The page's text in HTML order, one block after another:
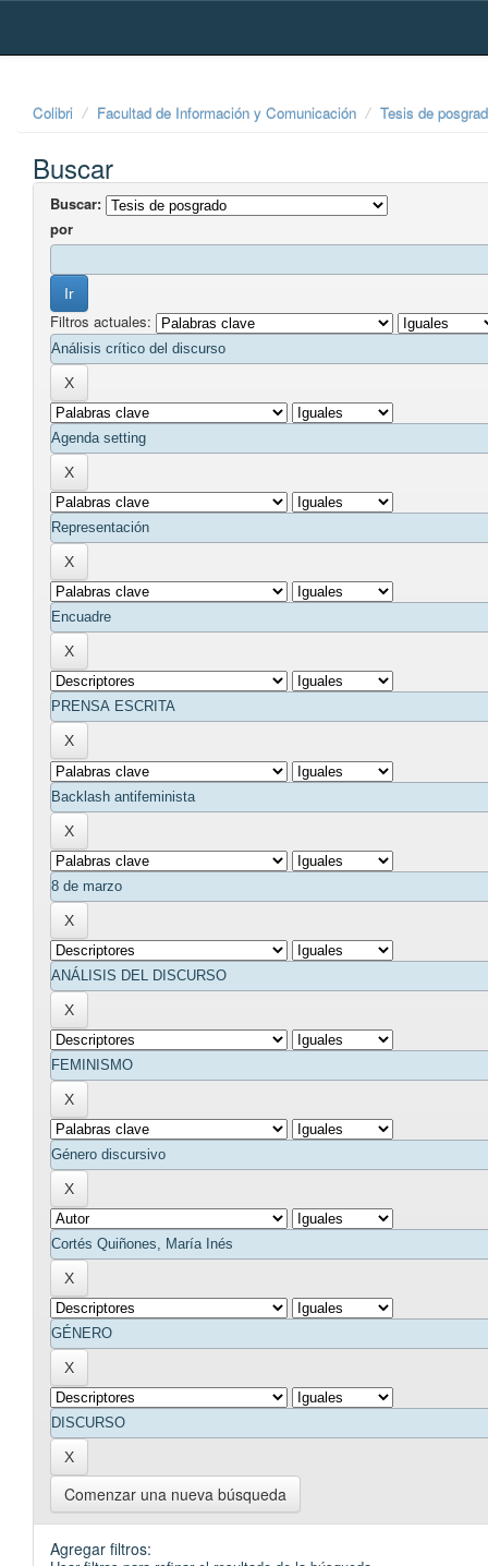
Skip
Colibri Facultad de Información y Comunicación Tesis de
Buscar
Buscar:
por
Filtros actuales:
Comenzar una nueva búsqueda
Agregar filtros: